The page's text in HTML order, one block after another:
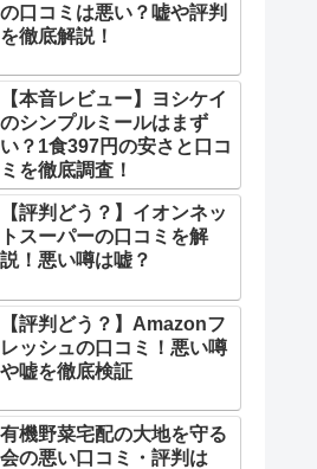
の口コミは悪い？嘘や評判
を徹底解説！
【本音レビュー】ヨシケイ
のシンプルミールはまず
い？1食397円の安さと口コ
ミを徹底調査！
【評判どう？】イオンネッ
トスーパーの口コミを解
説！悪い噂は嘘？
【評判どう？】Amazonフ
レッシュの口コミ！悪い噂
や嘘を徹底検証
有機野菜宅配の大地を守る
会の悪い口コミ・評判は